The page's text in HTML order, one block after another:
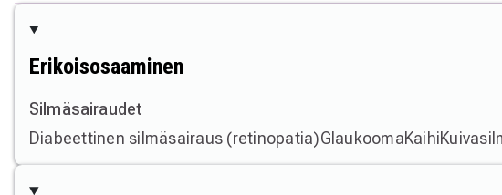
Erikoisosaaminen
Silmäsairaudet
Diabeettinen silmäsairaus (retinopatia)GlaukoomaKaihi